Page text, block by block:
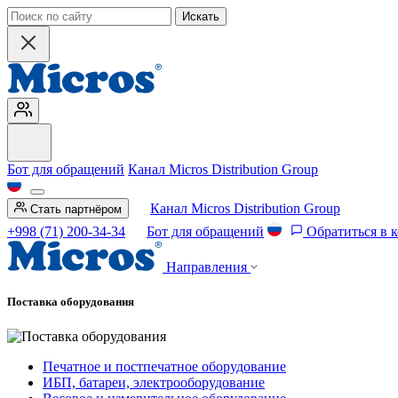
Искать
Бот для обращений Канал Micros Distribution Group
Стать партнёром
Канал Micros Distribution Group
+998 (71) 200-34-34
Бот для обращений Обратиться в
Направления
Поставка оборудования
Печатное и постпечатное оборудование
ИБП, батареи, электрооборудование